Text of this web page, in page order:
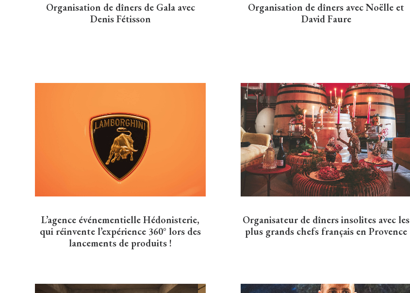
Organisation de dîners de Gala avec
Denis Fétisson
Organisation de dîners avec Noëlle et
David Faure
L’agence événementielle Hédonisterie,
qui réinvente l’expérience 360° lors des
lancements de produits !
Organisateur de dîners insolites avec les
plus grands chefs français en Provence